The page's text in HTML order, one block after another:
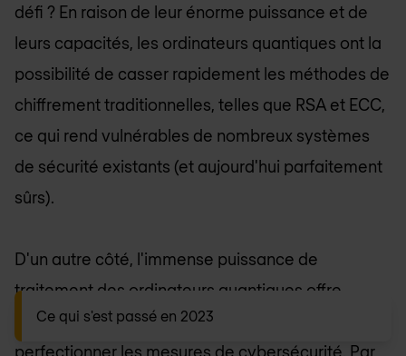
Ce qui s'est passé en 2023
défi ? En raison de leur énorme puissance et de
leurs capacités, les ordinateurs quantiques ont la
possibilité de casser rapidement les méthodes de
chiffrement traditionnelles, telles que RSA et ECC,
ce qui rend vulnérables de nombreux systèmes
de sécurité existants (et aujourd'hui parfaitement
sûrs).
D'un autre côté, l'immense puissance de
traitement des ordinateurs quantiques offre
également un grand potentiel pour renforcer et
perfectionner les mesures de cybersécurité. Par